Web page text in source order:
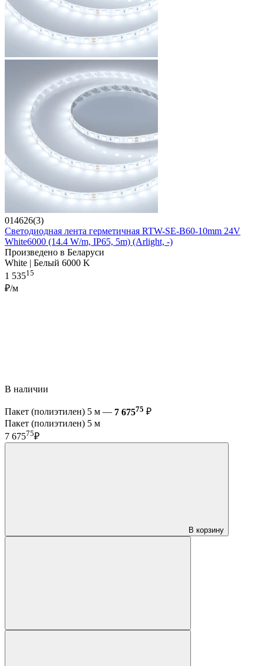
014626(3)
Светодиодная лента герметичная RTW-SE-B60-10mm 24V
White6000 (14.4 W/m, IP65, 5m) (Arlight, -)
Произведено в Беларуси
White | Белый 6000 K
1 53515
₽/м
В наличии
Пакет (полиэтилен) 5 м — 7 67575 ₽
Пакет (полиэтилен) 5 м
7 67575₽
В корзину